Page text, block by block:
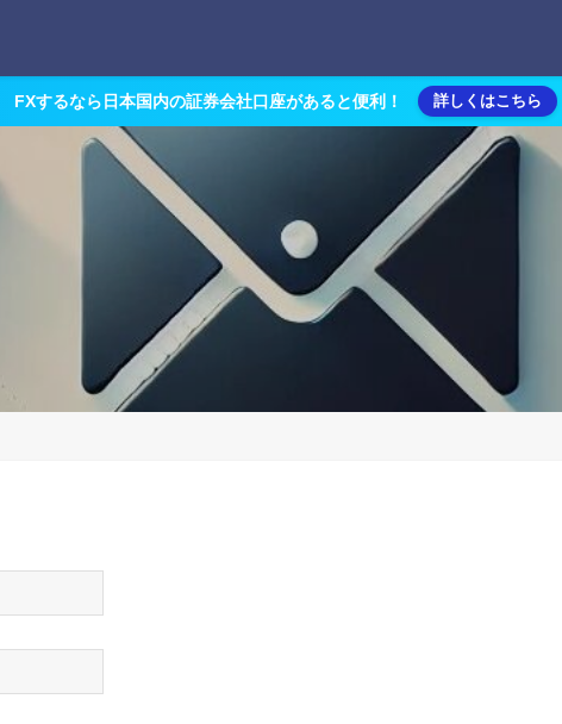
FXするなら日本国内の証券会社口座があると便利！ 詳しくはこちら